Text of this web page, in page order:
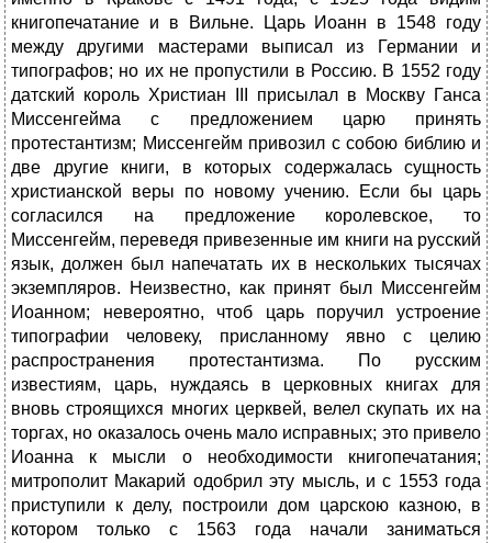
книгопечатание и в Вильне. Царь Иоанн в 1548 году
между другими мастерами выписал из Германии и
типографов; но их не пропустили в Россию. В 1552 году
датский король Христиан III присылал в Москву Ганса
Миссенгейма с предложением царю принять
протестантизм; Миссенгейм привозил с собою библию и
две другие книги, в которых содержалась сущность
христианской веры по новому учению. Если бы царь
согласился на предложение королевское, то
Миссенгейм, переведя привезенные им книги на русский
язык, должен был напечатать их в нескольких тысячах
экземпляров. Неизвестно, как принят был Миссенгейм
Иоанном; невероятно, чтоб царь поручил устроение
типографии человеку, присланному явно с целию
распространения протестантизма. По русским
известиям, царь, нуждаясь в церковных книгах для
вновь строящихся многих церквей, велел скупать их на
торгах, но оказалось очень мало исправных; это привело
Иоанна к мысли о необходимости книгопечатания;
митрополит Макарий одобрил эту мысль, и с 1553 года
приступили к делу, построили дом царскою казною, в
котором только с 1563 года начали заниматься